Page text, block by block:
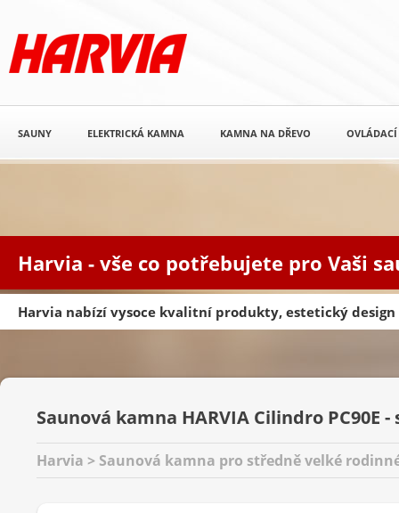
Harvia - vše co potřebujete pro Vaši
Harvia nabízí vysoce kvalitní produkty, estetický design
SAUNY ELEKTRICKÁ KAMNA KAMNA NA DŘEVO OVLÁDACÍ
Saunová kamna HARVIA Cilindro PC90E -
Harvia > Saunová kamna pro středně velké